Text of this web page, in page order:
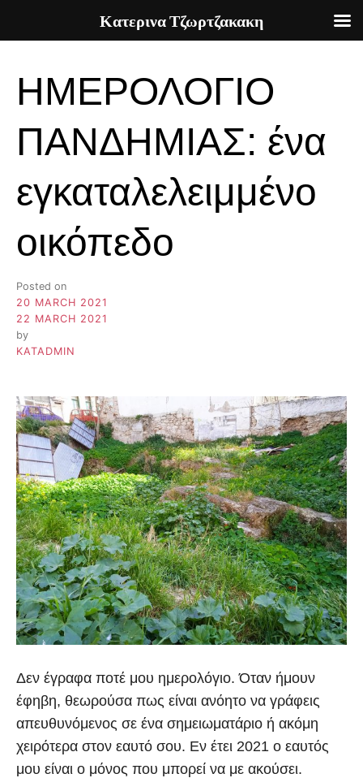
contentΗΜΕΡΟΛΟΓΙΟ
ΠΑΝΔΗΜΙΑΣ: ένα
εγκαταλελειμμένο
οικόπεδο
Posted on
20 MARCH 2021
22 MARCH 2021
by
KATADMIN
Δεν έγραφα ποτέ μου ημερολόγιο. Όταν ήμουν
έφηβη, θεωρούσα πως είναι ανόητο να γράφεις
απευθυνόμενος σε ένα σημειωματάριο ή ακόμη
χειρότερα στον εαυτό σου. Εν έτει 2021 ο εαυτός
μου είναι ο μόνος που μπορεί να με ακούσει.
Κατερινα Τζωρτζακακη